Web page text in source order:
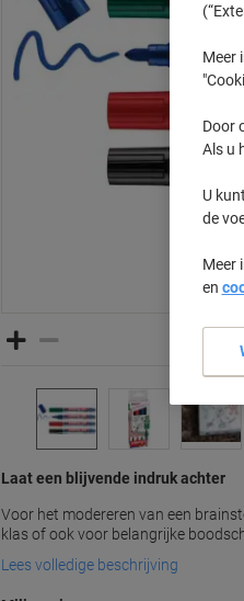
Laat een blijvende indruk achter
Voor het modereren van een
klas of ook voor belangrijke
Lees volledige beschrijving
Meer
Door
Als u
U
de
Meer
en